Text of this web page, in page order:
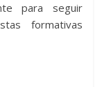
para seguir
formativas